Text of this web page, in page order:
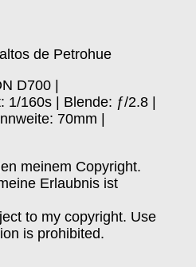
de Petrohue
D700 |
1/160s | Blende: ƒ/2.8 |
70mm |
meinem Copyright.
Erlaubnis ist
to my copyright. Use
is prohibited.